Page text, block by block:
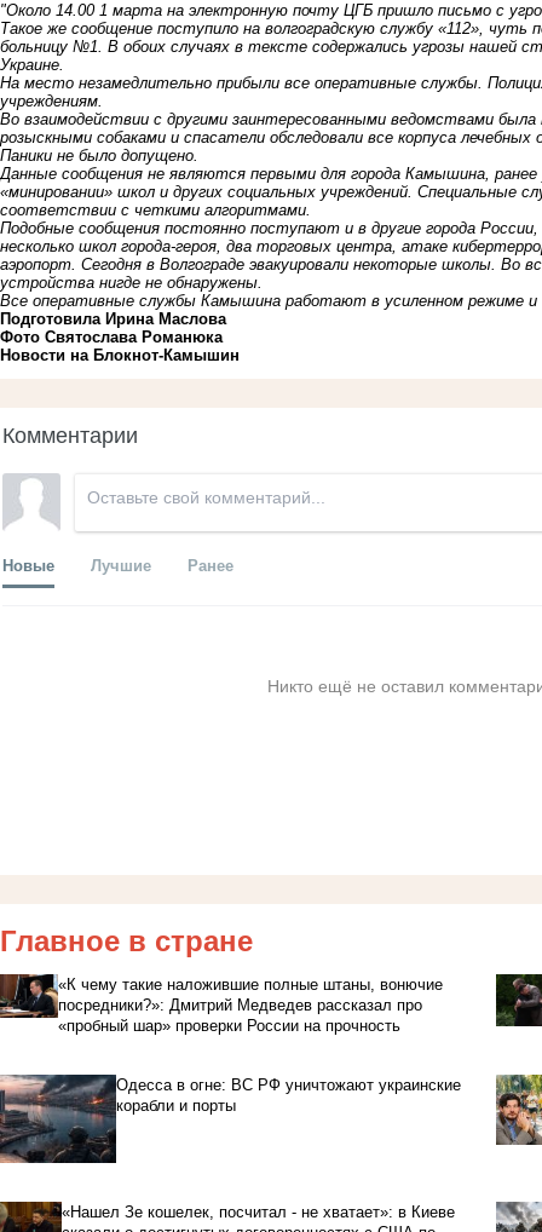
"Около 14.00 1 марта на электронную почту ЦГБ пришло письмо с
Такое же сообщение поступило на волгоградскую службу «112», чуть
больницу №1. В обоих случаях в тексте содержались угрозы нашей
Украине.
На место незамедлительно прибыли все оперативные службы.
учреждениям.
Во взаимодействии с другими заинтересованными ведомствами
розыскными собаками и спасатели обследовали все корпуса
Паники не было допущено.
Данные сообщения не являются первыми для города Камышина,
«минировании» школ и других социальных учреждений. Специальные
соответствии с четкими алгоритмами.
Подобные сообщения постоянно поступают и в другие города
несколько школ города-героя, два торговых центра, атаке
аэропорт. Сегодня в Волгограде эвакуировали некоторые школы. Во
устройства нигде не обнаружены.
Все оперативные службы Камышина работают в усиленном режиме и
Подготовила Ирина Маслова
Фото Святослава Романюка
Новости на Блoкнoт-Камышин
Комментарии
Новые Лучшие Ранее
Никто ещё не оставил
Главное в стране
«К чему такие наложившие полные штаны, вонючие
посредники?»: Дмитрий Медведев рассказал про
«пробный шар» проверки России на прочность
Одесса в огне: ВС РФ уничтожают украинские
корабли и порты
«Нашел Зе кошелек, посчитал - не хватает»: в Киеве